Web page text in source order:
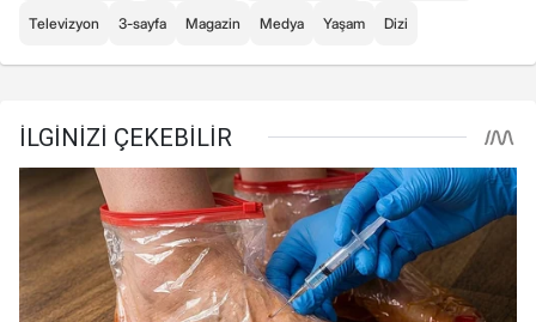
Televizyon 3-sayfa Magazin Medya Yaşam Dizi